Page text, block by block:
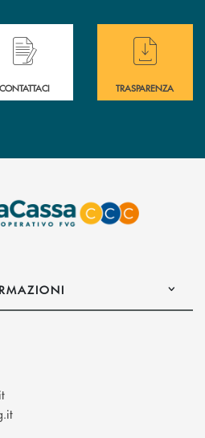
filiali .
bisogno di assistenza immediata?
CONTATTACI
Hai bisogno di
TRASPARENZA
(si apre l’app di posta elettronica)
(si apre l’app di posta elettronica)